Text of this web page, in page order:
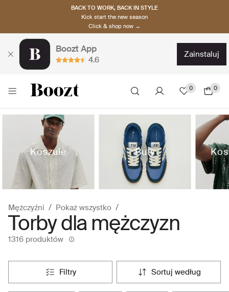
BACK TO WORK, BACK IN STYLE
Kick start the new season
Click & shop now →
Boozt App
4.6
zainstaluj
0 0
Koszule Buty
Mężczyźni Pokaż wszystko
Torby dla mężczyzn
1316 produktów
filtry sortuj według